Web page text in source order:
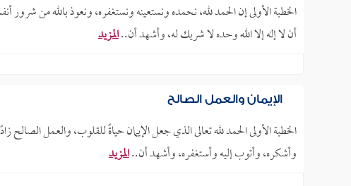
الخطبة الأولى إن الحمد لله، نحمده ونستعينه ونستغفره، ونعوذ بالله من
أن لا إله إلا الله وحده لا شريك له، وأشهد أن..المزيد
الإيمان والعمل الصالح
الخطبة الأولى الحمد لله تعالى الذي جعل الإيمان حياةً للقلوب، والعمل الصالح
وأشكره، وأتوب إليه وأستغفره، وأشهد أن..المزيد